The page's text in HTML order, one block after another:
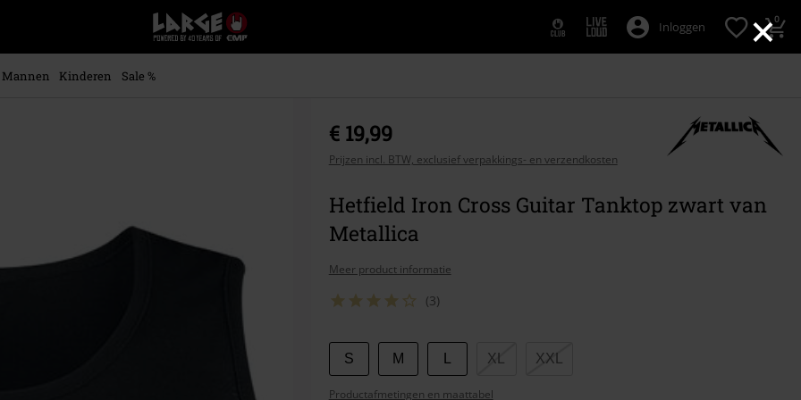
×
Large
–
Muziek-,
Inloggen 0
Mannen Kinderen
Sale %
€ 19,99
Prijzen incl. BTW, exclusief verpakkings- en verzendkosten
Hetfield Iron Cross Guitar Tanktop zwart van
Metallica
Meer product informatie
(3)
Kies
je
S M XL XXL
Productafmetingen en maattabel